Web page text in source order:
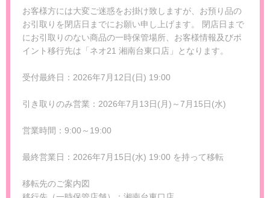
お客様方には大変ご迷惑をお掛け致しますが、お預り品の
お引取りを閉店日までにお願い申し上げます。 閉店日まで
にお引取りのない商品の一時保管場所、お客様情報及びポ
イント移行先は「ネオ21 湘南台東口店」となります。
受付最終日：2026年7月12日(日) 19:00
引き取りのみ営業：2026年7月13日(月)～7月15日(水)
営業時間：9:00～19:00
最終営業日：2026年7月15日(水) 19:00 を持って移転
移転先のご案内図